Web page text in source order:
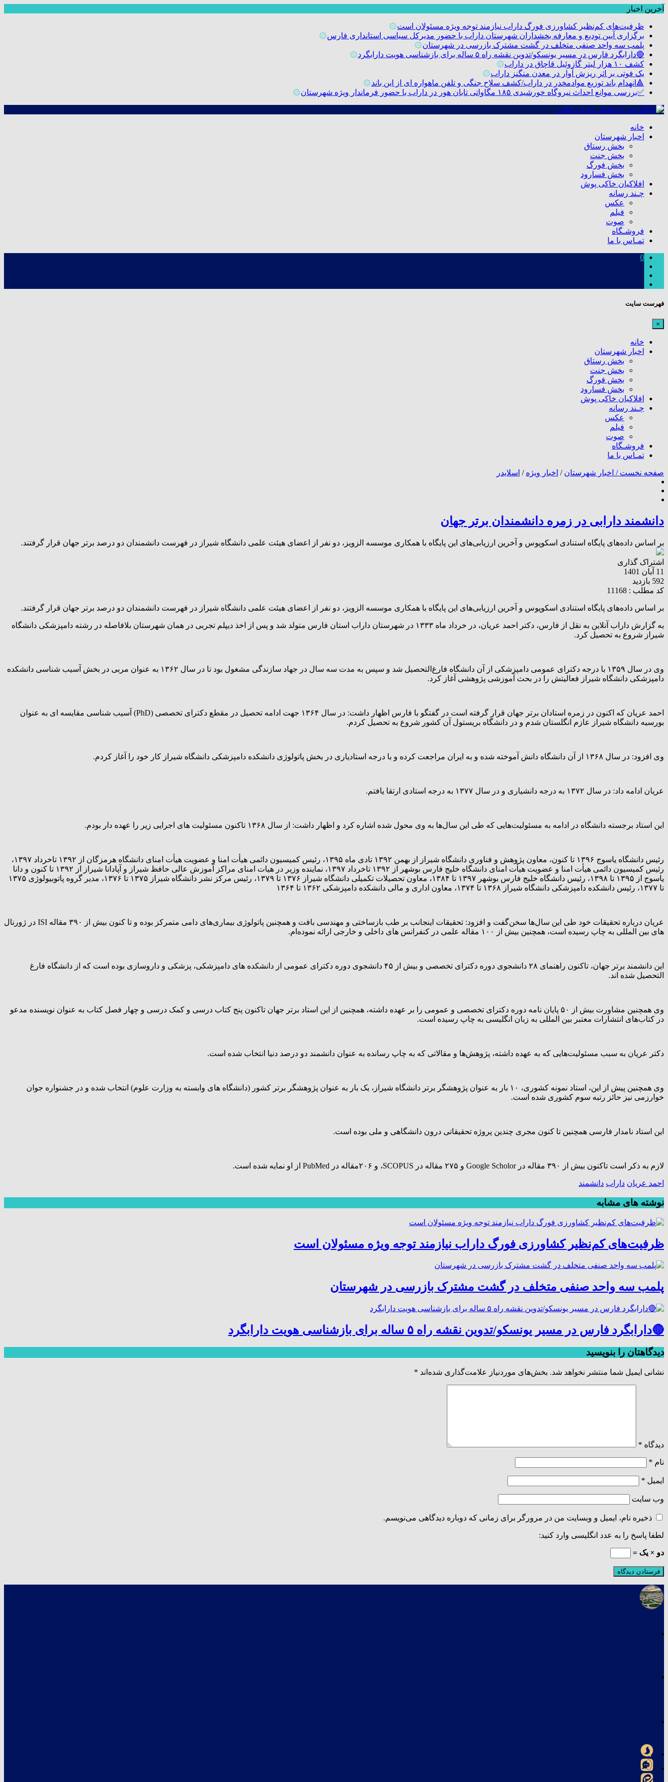
آخرین اخبار
ظرفیت‌های کم‌نظیر کشاورزی فورگ داراب نیازمند توجه ویژه مسئولان است۞
برگزاری آیین تودیع و معارفه بخشداران شهرستان داراب با حضور مدیرکل سیاسی استانداری فارس۞
پلمب سه واحد صنفی متخلف در گشت مشترک بازرسی در شهرستان۞
🔴دارابگرد فارس در مسیر یونسکو/تدوین نقشه راه ۵ ساله برای بازشناسی هویت دارابگرد
۞
کشف ۱۰ هزار لیتر گازوئیل قاچاق در داراب
۞
یک فوتی بر اثر ریزش آوار در معدن منگنز داراب۞
🔺انهدام باند توزیع موادمخدر در داراب/کشف سلاح جنگی و تلفن ماهواره ای از این باند۞
✅بررسی موانع احداث نیروگاه خورشیدی ۱۸۵ مگاواتی تابان هور در داراب با حضور فرماندار ویژه شهرستان
۞
خانه
اخبار شهرستان
بخش رستاق
بخش جنت
بخش فورگ
بخش فسارود
افلاکیان خاکی پوش
چـند رسانه
عکس
فیلم
صوت
فروشـگاه
تمـاس با ما
0
فهرست سایت
×
خانه
اخبار شهرستان
بخش رستاق
بخش جنت
بخش فورگ
بخش فسارود
افلاکیان خاکی پوش
چـند رسانه
عکس
فیلم
صوت
فروشـگاه
تمـاس با ما
صفحه نخست / اخبار شهرستان / اخبار ویژه / اسلایدر
دانشمند دارابی در زمره دانشمندان برتر جهان
بر اساس داده‌های پایگاه استنادی اسکوپوس و آخرین ارزیابی‌های این پایگاه با همکاری موسسه الزویز، دو نفر از اعضای هیئت علمی دانشگاه شیراز در فهرست دانشمندان دو درصد برتر جهان قرار گرفتند.
اشتراک گذاری
11 آبان 1401
592 بازدید
کد مطلب : 11168
بر اساس داده‌های پایگاه استنادی اسکوپوس و آخرین ارزیابی‌های این پایگاه با همکاری موسسه الزویز، دو نفر از اعضای هیئت علمی دانشگاه شیراز در فهرست دانشمندان دو درصد برتر جهان قرار گرفتند.
به گزارش داراب آنلاین به نقل از فارس، دکتر احمد عریان، در خرداد ماه ۱۳۳۳ در شهرستان داراب استان فارس متولد شد و پس از اخذ دیپلم تجربی در همان شهرستان بلافاصله در رشته دامپزشکی دانشگاه
شیراز شروع به تحصیل کرد.
وی در سال ۱۳۵۹ با درجه دکترای عمومی دامپزشکی از آن دانشگاه فارغ‌التحصیل شد و سپس به مدت سه سال در جهاد سازندگی مشغول بود تا در سال ۱۳۶۲ به عنوان مربی در بخش آسیب شناسی دانشکده
دامپزشکی دانشگاه شیراز فعالیتش را در بحث آموزشی پژوهشی آغاز کرد.
احمد عریان که اکنون در زمره استادان برتر جهان قرار گرفته است در گفتگو با فارس اظهار داشت: در سال ۱۳۶۴ جهت ادامه تحصیل در مقطع دکترای تخصصی (PhD) آسیب شناسی مقایسه ای به عنوان
بورسیه دانشگاه شیراز عازم انگلستان شدم و در دانشگاه بریستول آن کشور شروع به تحصیل کردم.
وی افزود: در سال ۱۳۶۸ از آن دانشگاه دانش آموخته شده و به ایران مراجعت کرده و با درجه استادیاری در بخش پاتولوژی دانشکده دامپزشکی دانشگاه شیراز کار خود را آغاز کردم.
عریان ادامه داد: در سال ۱۳۷۲ به درجه دانشیاری و در سال ۱۳۷۷ به درجه استادی ارتقا یافتم.
این استاد برجسته دانشگاه در ادامه به مسئولیت‌هایی که طی این سال‌ها به وی محول شده اشاره کرد و اظهار داشت: از سال ۱۳۶۸ تاکنون مسئولیت های اجرایی زیر را عهده دار بودم.
رئیس دانشگاه یاسوج ۱۳۹۶ تا کنون، معاون پژوهش و فناوری دانشگاه شیراز از بهمن ۱۳۹۲ تادی ماه ۱۳۹۵، رئیس کمیسیون دائمی هیأت امنا و عضویت هیأت امنای دانشگاه هرمزگان از ۱۳۹۲ تاخرداد ۱۳۹۷،
رئیس کمیسیون دائمی هیأت امنا و عضویت هیأت امنای دانشگاه خلیج فارس بوشهر از ۱۳۹۲ تاخرداد ۱۳۹۷، نماینده وزیر در هیات امنای مراکز آموزش عالی حافظ شیراز و آپادانا شیراز از ۱۳۹۲ تا کنون و دانا
یاسوج از ۱۳۹۵ تا ۱۳۹۸، رئیس دانشگاه خلیج فارس بوشهر ۱۳۹۷ تا ۱۳۸۴، معاون تحصیلات تکمیلی دانشگاه شیراز ۱۳۷۶ تا ۱۳۷۹، رئیس مرکز نشر دانشگاه شیراز ۱۳۷۵ تا ۱۳۷۶، مدیر گروه پاتوبیولوژی ۱۳۷۵
تا ۱۳۷۷، رئیس دانشکده دامپزشکی دانشگاه شیراز ۱۳۶۸ تا ۱۳۷۴، معاون اداری و مالی دانشکده دامپزشکی ۱۳۶۲ تا ۱۳۶۴
عریان درباره تحقیقات خود طی این سال‌ها سخن‌گفت و افزود: تحقیقات اینجانب بر طب بازساختی و مهندسی بافت و همچنین پاتولوژی بیماری‌های دامی متمرکز بوده و تا کنون بیش از ۳۹۰ مقاله ISI در ژورنال
های بین المللی به چاپ رسیده است، همچنین بیش از ۱۰۰ مقاله علمی در کنفرانس های داخلی و خارجی ارائه نموده‌ام.
این دانشمند برتر جهان، تاکنون راهنمای ۲۸ دانشجوی دوره دکترای تخصصی و بیش از ۴۵ دانشجوی دوره دکترای عمومی از دانشکده های دامپزشکی، پزشکی و داروسازی بوده است که از دانشگاه فارغ
التحصیل شده اند.
وی همچنین مشاورت بیش از ۵۰ پایان نامه دوره دکترای تخصصی و عمومی را بر عهده داشته، همچنین از این استاد برتر جهان تاکنون پنج کتاب درسی و کمک درسی و چهار فصل کتاب به عنوان نویسنده مدعو
در کتاب‌های انتشارات معتبر بین المللی به زبان انگلیسی به چاپ رسیده است.
دکتر عریان به سبب مسئولیت‌هایی که به عهده داشته، پژوهش‌ها و مقالاتی که به چاپ رسانده به عنوان دانشمند دو درصد دنیا انتخاب شده است.
وی همچنین پیش از این، استاد نمونه کشوری، ۱۰ بار به عنوان پژوهشگر برتر دانشگاه شیراز، یک بار به عنوان پژوهشگر برتر کشور (دانشگاه های وابسته به وزارت علوم) انتخاب شده و در جشنواره جوان
خوارزمی نیز حائز رتبه سوم کشوری شده‌ است.
این استاد نامدار فارسی همچنین تا کنون مجری چندین پروژه تحقیقاتی درون دانشگاهی و ملی بوده است.
لازم به ذکر است تاکنون بیش از ۳۹۰ مقاله در Google Scholor و ۲۷۵ مقاله در SCOPUS، و ۲۰۶مقاله در PubMed از او نمایه شده است.
احمد عریان داراب دانشمند
نوشته های مشابه
ظرفیت‌های کم‌نظیر کشاورزی فورگ داراب نیازمند توجه ویژه مسئولان است
پلمب سه واحد صنفی متخلف در گشت مشترک بازرسی در شهرستان
🔴دارابگرد فارس در مسیر یونسکو/تدوین نقشه راه ۵ ساله برای بازشناسی هویت دارابگرد
دیدگاهتان را بنویسید
نشانی ایمیل شما منتشر نخواهد شد. بخش‌های موردنیاز علامت‌گذاری شده‌اند *
دیدگاه *
نام *
ایمیل *
وب‌ سایت
ذخیره نام، ایمیل و وبسایت من در مرورگر برای زمانی که دوباره دیدگاهی می‌نویسم.
لطفا پاسخ را به عدد انگلیسی وارد کنید:
دو × یک =